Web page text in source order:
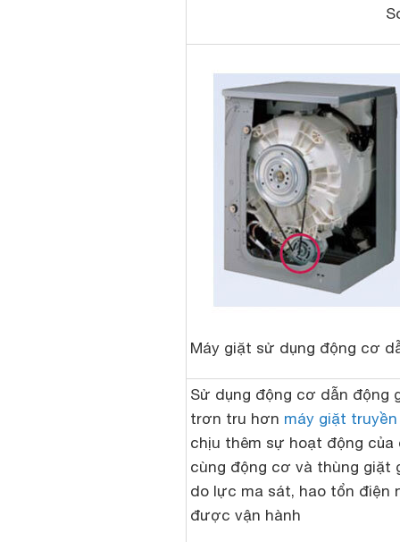
Máy giặt sử dụng động cơ
Sử dụng động cơ dẫn động
trơn tru hơn máy giặt
chịu thêm sự hoạt động của
cùng động cơ và thùng giặt
do lực ma sát, hao tổn điện
được vận hành